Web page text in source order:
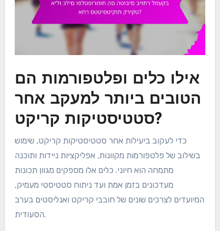
אילו כלים ופלטפורמות הם
הטובים ביותר למעקב אחר
סטטיסטיקות קריקט?
כדי לעקוב ביעילות אחר סטטיסטיקות קריקט, שימוש
בשילוב של פלטפורמות מקוונות, אפליקציות ניידות ותוכנה
מתמחה הוא חיוני. כלים אלו מספקים מגוון תכונות
מעדכונים בזמן אמת ועד ניתוח סטטיסטי מעמיק,
המיועדים לצרכים שונים של חובבי קריקט ואנליסטים בערב
הסעודית.